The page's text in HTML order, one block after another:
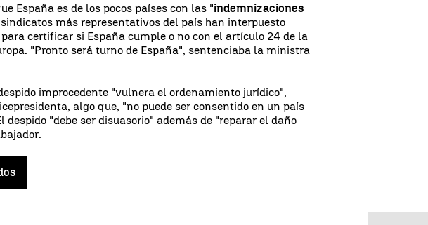
España es de los pocos países con las "indemnizaciones
más representativos del país han interpuesto
certificar si España cumple o no con el artículo 24 de la
"Pronto será turno de España", sentenciaba la ministra
improcedente "vulnera el ordenamiento jurídico",
algo que, "no puede ser consentido en un país
despido "debe ser disuasorio" además de "reparar el daño